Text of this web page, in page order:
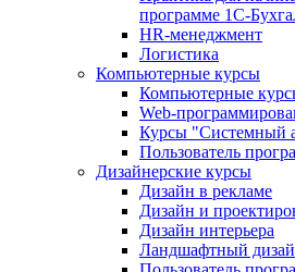
программе 1С-
HR-менеджмент
Логистика
Компьютерные курсы
Компьютерные
Web-
Курсы "Системный
Пользователь
Дизайнерские курсы
Дизайн в рекламе
Дизайн и
Дизайн интерьера
Ландшафтный